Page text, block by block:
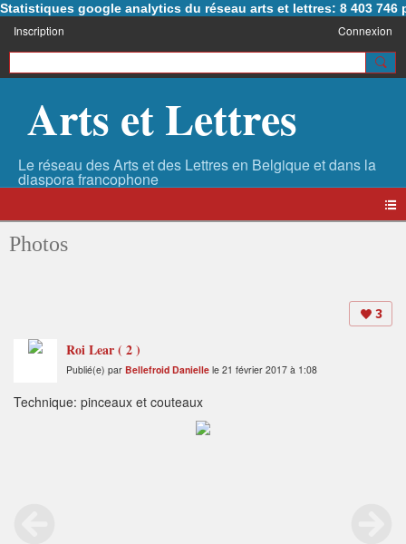
Statistiques google analytics du réseau arts et lettres: 8 403 746
Inscription Connexion
Arts et Lettres
Photos
3
Roi Lear ( 2 )
Publié(e) par Bellefroid Danielle le 21 février 2017 à 1:08
Technique: pinceaux et couteaux